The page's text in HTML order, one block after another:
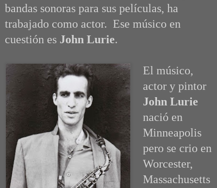
bandas sonoras para sus películas, ha
trabajado como actor. Ese músico en
cuestión es John Lurie.
El músico,
actor y pintor
John Lurie
nació en
Minneapolis
pero se crio en
Worcester,
Massachusetts